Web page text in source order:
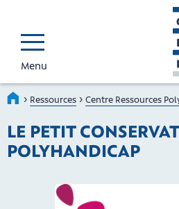
Menu
Accueil
› Ressources › Centre Ressources
LE PETIT
POLYHANDICAP